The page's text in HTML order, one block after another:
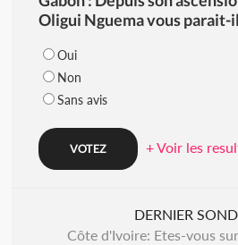
Oligui Nguema vous parait-
Oui
Non
Sans avis
+ Voir les
DERNIER
Côte d'Ivoire: Etes-vous